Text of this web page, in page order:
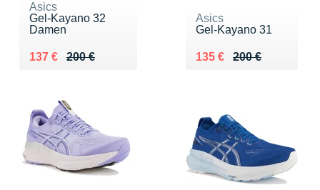
Asics
Gel-Kayano 32
Damen
200 €
Au lieu de 200 €
137 €
Vendu 137 €
Asics
Gel-Kayano 31
200 €
Au lieu de 200 €
135 €
Vendu 135 €